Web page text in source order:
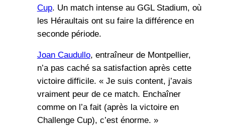
Cup. Un match intense au GGL Stadium, où
les Héraultais ont su faire la différence en
seconde période.
Joan Caudullo, entraîneur de Montpellier,
n’a pas caché sa satisfaction après cette
victoire difficile. « Je suis content, j’avais
vraiment peur de ce match. Enchaîner
comme on l’a fait (après la victoire en
Challenge Cup), c’est énorme. »